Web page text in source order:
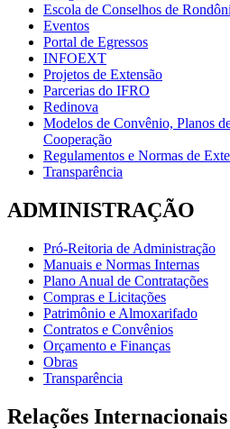
Escola de Conselhos de
Eventos
Portal de Egressos
INFOEXT
Projetos de Extensão
Parcerias do IFRO
Redinova
Modelos de Convênio, Planos
Cooperação
Regulamentos e Normas de
Transparência
ADMINISTRAÇÃO
Pró-Reitoria de Administração
Manuais e Normas Internas
Plano Anual de Contratações
Compras e Licitações
Patrimônio e Almoxarifado
Contratos e Convênios
Orçamento e Finanças
Obras
Transparência
Relações Internacionais